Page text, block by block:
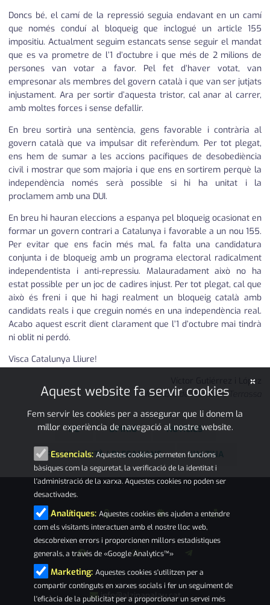
successos
urbanisme
editorial
Doncs bé, el camí de la repressió seguia endavant en un camí
que només conduí al bloqueig que inclogué un article 155
impositiu. Actualment seguim estancats sense seguir el mandat
que es va prometre de l’1 d’octubre i que més de 2 milions de
persones van votar a favor. Pel fet d’haver votat, van
empresonar als membres del govern català i que van ser jutjats
injustament. Ara per sortir d’aquesta tristor, cal anar al carrer,
amb moltes forces i sense defallir.
En breu sortirà una sentència, gens favorable i contrària al
govern català que va impulsar dit referèndum. Per tot plegat,
ens hem de sumar a les accions pacífiques de desobediència
civil i mostrar que som majoria i que ens en sortirem perquè la
independència només serà possible si hi ha unitat i la
proclamem amb una DUI.
En breu hi hauran eleccions a espanya pel bloqueig ocasionat en
formar un govern contrari a Catalunya i favorable a un nou 155.
Per evitar que ens facin més mal, fa falta una candidatura
conjunta i de bloqueig amb un programa electoral radicalment
independentista i anti-repressiu. Malauradament això no ha
estat possible per un joc de cadires injust. Per tot plegat, cal que
això és freni i que hi hagi realment un bloqueig català amb
candidats reals i que creguin només en una independència real.
Acabo aquest escrit dient clarament que l’1 d’octubre mai tindrà
ni oblit ni perdó.
Visca Catalunya Lliure!
Víctor Gutiérrez i López
Membre de Primàries Terrassa
1-O OPINIÓ NOTÍCIES
PALAU-SOLITÀ I PLEGAMANS L'ALZINA
info@alzinapalau.cat
×
Aquest website fa servir cookies
Fem servir les cookies per a assegurar que li donem la
millor experiència de navegació al nostre website.
Essencials: Aquestes cookies permeten funcions
bàsiques com la seguretat, la verificació de la identitat i
l'administració de la xarxa. Aquestes cookies no poden ser
desactivades.
Analítiques: Aquestes cookies ens ajuden a entendre
com els visitants interactuen amb el nostre lloc web,
descobreixen errors i proporcionen millors estadístiques
generals, a través de «Google Analytics™»
Marketing: Aquestes cookies s'utilitzen per a
compartir continguts en xarxes socials i fer un seguiment de
l'eficàcia de la publicitat per a proporcionar un servei més